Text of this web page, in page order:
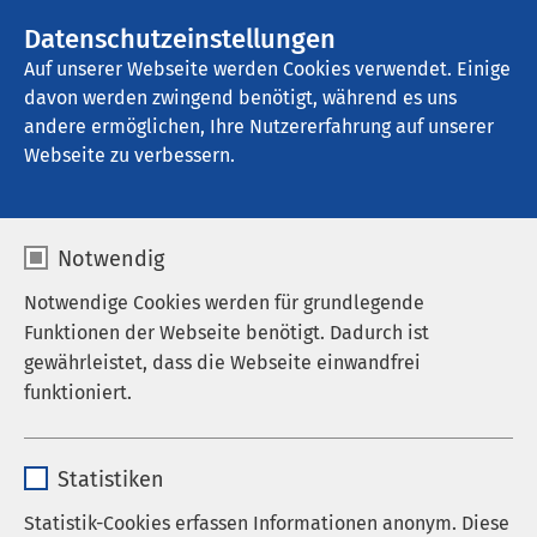
Datenschutzeinstellungen
Auf unserer Webseite werden Cookies verwendet. Einige
davon werden zwingend benötigt, während es uns
andere ermöglichen, Ihre Nutzererfahrung auf unserer
Webseite zu verbessern.
Notwendig
Notwendige Cookies werden für grundlegende
Funktionen der Webseite benötigt. Dadurch ist
gewährleistet, dass die Webseite einwandfrei
funktioniert.
Anbieter sgalinski
Statistiken
Statistik-Cookies erfassen Informationen anonym. Diese
AMEOS Klinikum Fehmarn
Chirurgie